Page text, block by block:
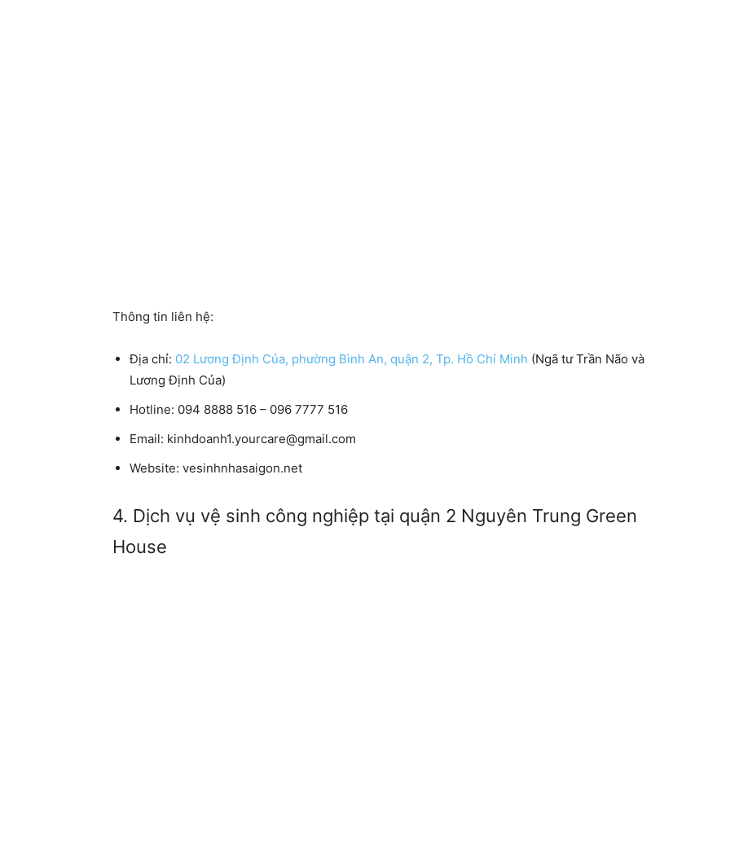
Thông tin liên hệ:
Địa chỉ: 02 Lương Định Của, phường Bình An, quận 2, Tp. Hồ Chí Minh (Ngã tư Trần Não và
Lương Định Của)
Hotline: 094 8888 516 – 096 7777 516
Email: kinhdoanh1.yourcare@gmail.com
Website: vesinhnhasaigon.net
4. Dịch vụ vệ sinh công nghiệp tại quận 2 Nguyên Trung Green
House